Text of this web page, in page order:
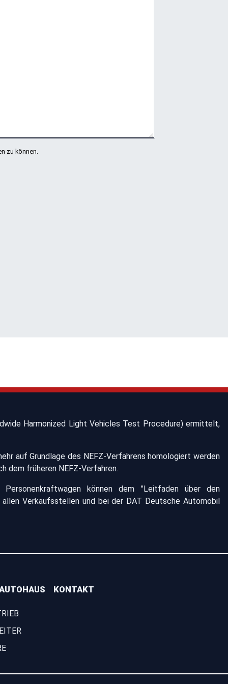
zu können.
Harmonized Light Vehicles Test Procedure) ermittelt,
auf Grundlage des NEFZ-Verfahrens homologiert werden
dem früheren NEFZ-Verfahren.
können dem "Leitfaden über den
Verkaufsstellen und bei der DAT Deutsche Automobil
KONTAKT